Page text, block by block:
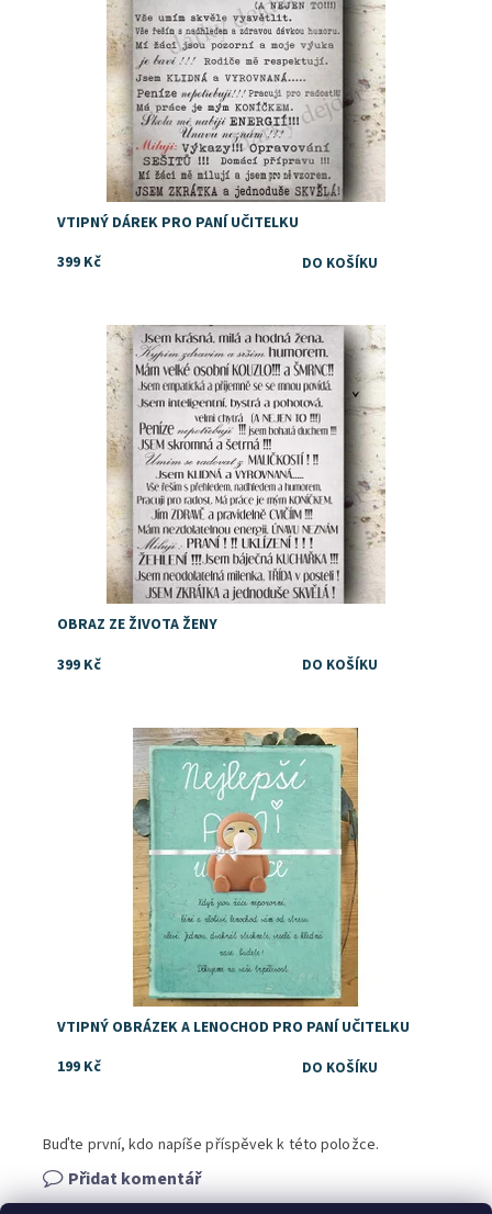
VTIPNÝ DÁREK PRO PANÍ UČITELKU
399 Kč
Dostupnost: Skladem
OBRAZ ZE ŽIVOTA ŽENY
399 Kč
Dostupnost: Skladem
VTIPNÝ OBRÁZEK A LENOCHOD PRO PANÍ UČITELKU
199 Kč
Buďte první, kdo napíše příspěvek k této položce.
Přidat komentář